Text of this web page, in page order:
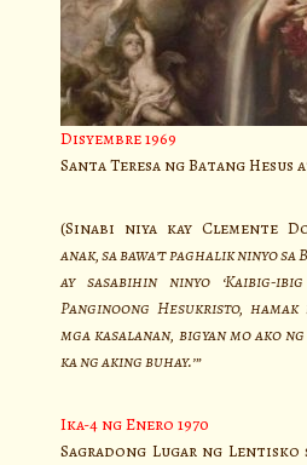
Disyembre 1969
Santa Teresa ng Batang Hesus
(Sinabi niya kay Clemente
anak, sa bawa’t paghalik ninyo sa
ay sasabihin ninyo ‘Kaibig-
Panginoong Hesukristo,
mga kasalanan, bigyan mo ako
ka ng aking buhay.’”
Ika-4 ng Enero 1970
Sagradong Lugar ng Lentisko